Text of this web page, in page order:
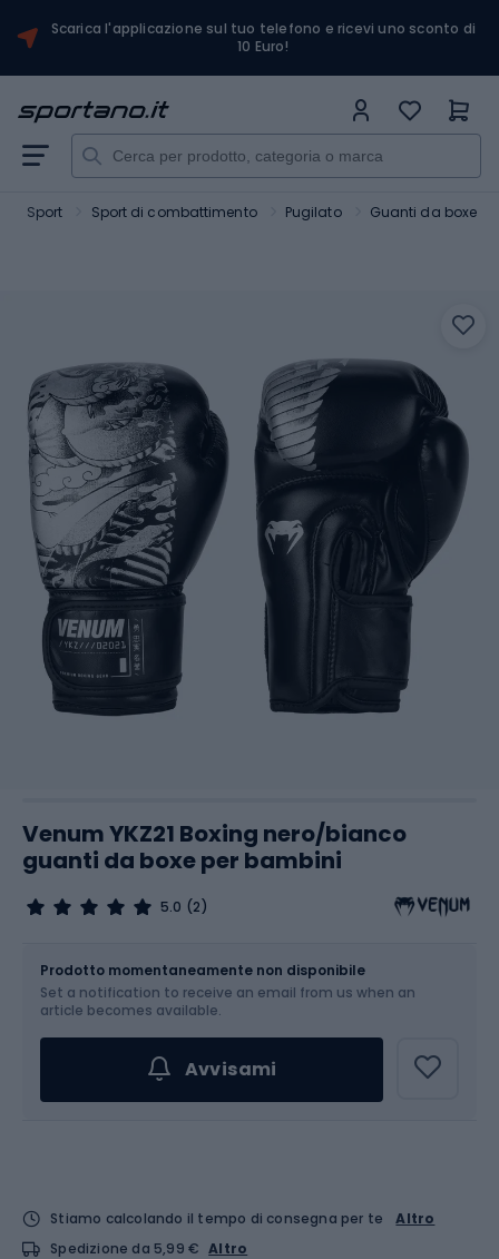
Scarica l'applicazione sul tuo telefono e ricevi uno sconto di
10 Euro!
Sport Sport di combattimento Pugilato Guanti da boxe
Venum YKZ21 Boxing nero/bianco
guanti da boxe per bambini
5.0 (2)
Scegli un'opzione...
Prodotto momentaneamente non disponibile
Set a notification to receive an email from us when an
article becomes available.
Avvisami
Stiamo calcolando il tempo di consegna per te
Altro
Spedizione da 5,99 € Altro